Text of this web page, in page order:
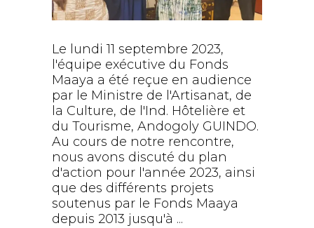
Le lundi 11 septembre 2023,
l'équipe exécutive du Fonds
Maaya a été reçue en audience
par le Ministre de l'Artisanat, de
la Culture, de l'Ind. Hôtelière et
du Tourisme, Andogoly GUINDO.
Au cours de notre rencontre,
nous avons discuté du plan
d'action pour l'année 2023, ainsi
que des différents projets
soutenus par le Fonds Maaya
depuis 2013 jusqu'à